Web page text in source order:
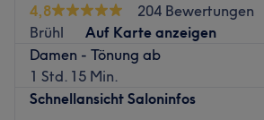
4,8
204 Bewertungen
Brühl
Auf Karte anzeigen
Damen - Tönung ab
1 Std. 15 Min.
Schnellansicht Saloninfos